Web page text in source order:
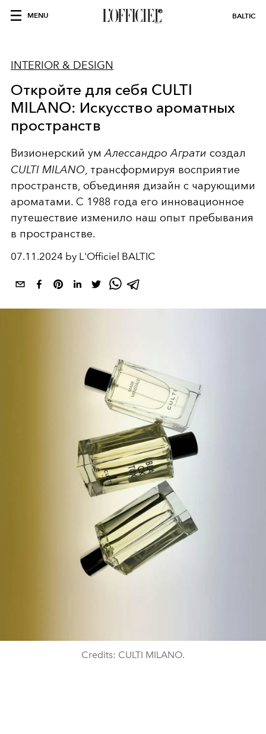
MENU BALTIC
INTERIOR & DESIGN
Откройте для себя CULTI
MILANO: Искусство ароматных
пространств
Визионерский умАлессандро Аграти создал
CULTI MILANO, трансформируя восприятие
пространств, объединяя дизайн с чарующими
ароматами. С 1988 года его инновационное
путешествие изменило наш опыт пребывания
в пространстве.
07.11.2024 by L'Officiel BALTIC
Credits: CULTI MILANO.